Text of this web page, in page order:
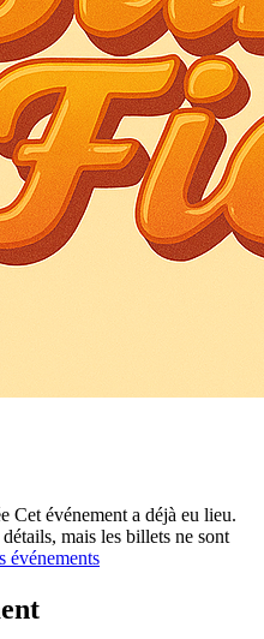
Cet événement a déjà eu lieu.
mais les billets ne sont
événements